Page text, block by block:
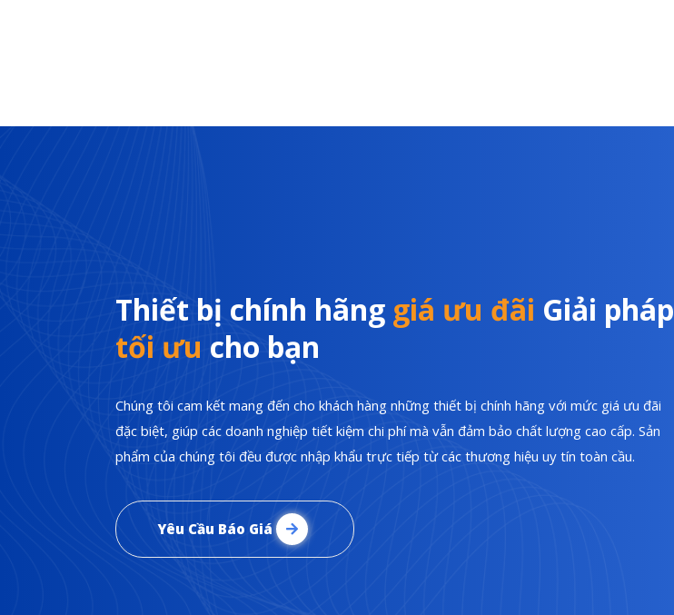
Thiết bị chính hãng giá ưu đãi Giải pháp
tối ưu cho bạn
Chúng tôi cam kết mang đến cho khách hàng những thiết bị chính hãng với mức giá ưu đãi
đặc biệt, giúp các doanh nghiệp tiết kiệm chi phí mà vẫn đảm bảo chất lượng cao cấp. Sản
phẩm của chúng tôi đều được nhập khẩu trực tiếp từ các thương hiệu uy tín toàn cầu.
Yêu Cầu Báo Giá